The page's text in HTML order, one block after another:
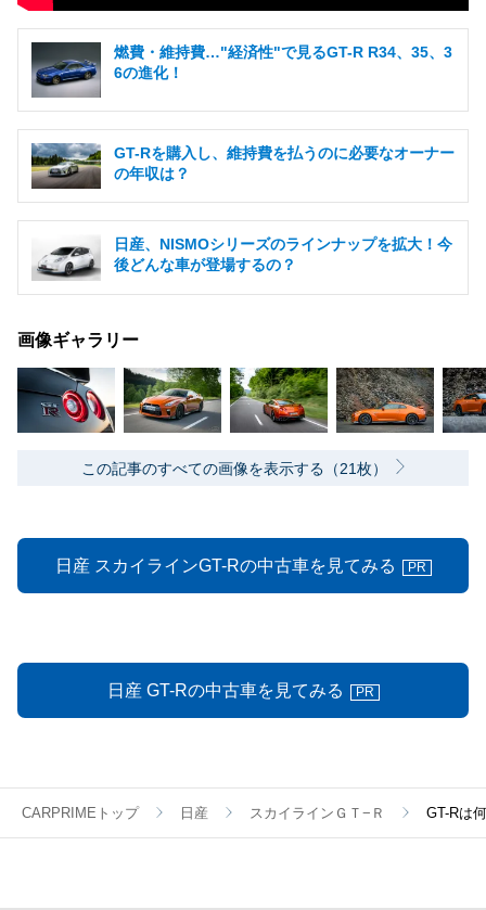
燃費・維持費…"経済性"で見るGT-R R34、35、3
6の進化！
GT-Rを購入し、維持費を払うのに必要なオーナー
の年収は？
日産、NISMOシリーズのラインナップを拡大！今
後どんな車が登場するの？
画像ギャラリー
この記事のすべての画像を表示する（21枚）
日産 スカイラインGT-Rの中古車を見てみる PR
日産 GT-Rの中古車を見てみる PR
CARPRIMEトップ 日産 スカイラインＧＴ−Ｒ GT-Rは